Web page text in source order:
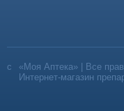
«Моя Аптека» | Все
Интернет-магазин